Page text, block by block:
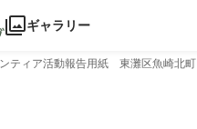
ギャラリー
ティア活動報告用紙 東灘区魚崎北町